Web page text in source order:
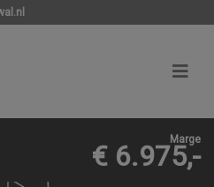
Marge
€ 6.975,-